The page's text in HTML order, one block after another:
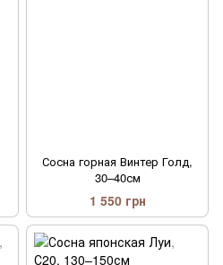
Сосна горная Винтер Голд,
30–40см
1 550 грн